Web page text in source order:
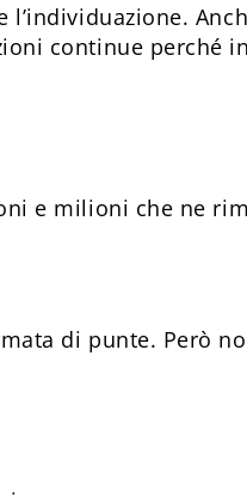
continue perché
e milioni che ne
di punte. Però